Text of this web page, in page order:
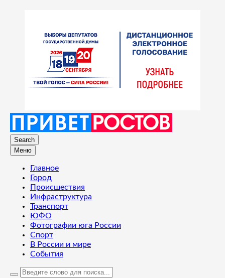
Search
Меню
Главное
Город
Происшествия
Инфраструктура
Транспорт
ЮФО
Фотографии юга России
Спорт
В России и мире
События